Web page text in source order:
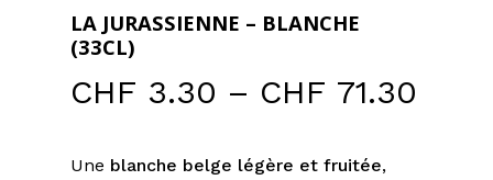
LA JURASSIENNE – BLANCHE
(33CL)
CHF 3.30 – CHF 71.30
Une blanche belge légère et fruitée,